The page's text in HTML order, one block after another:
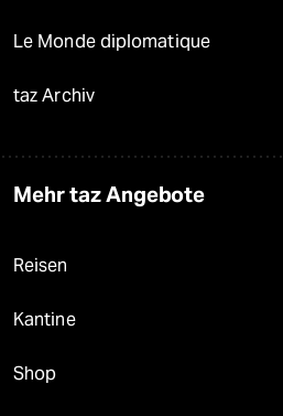
Le Monde diplomatique
taz Archiv
Mehr taz Angebote
Reisen
Kantine
Shop